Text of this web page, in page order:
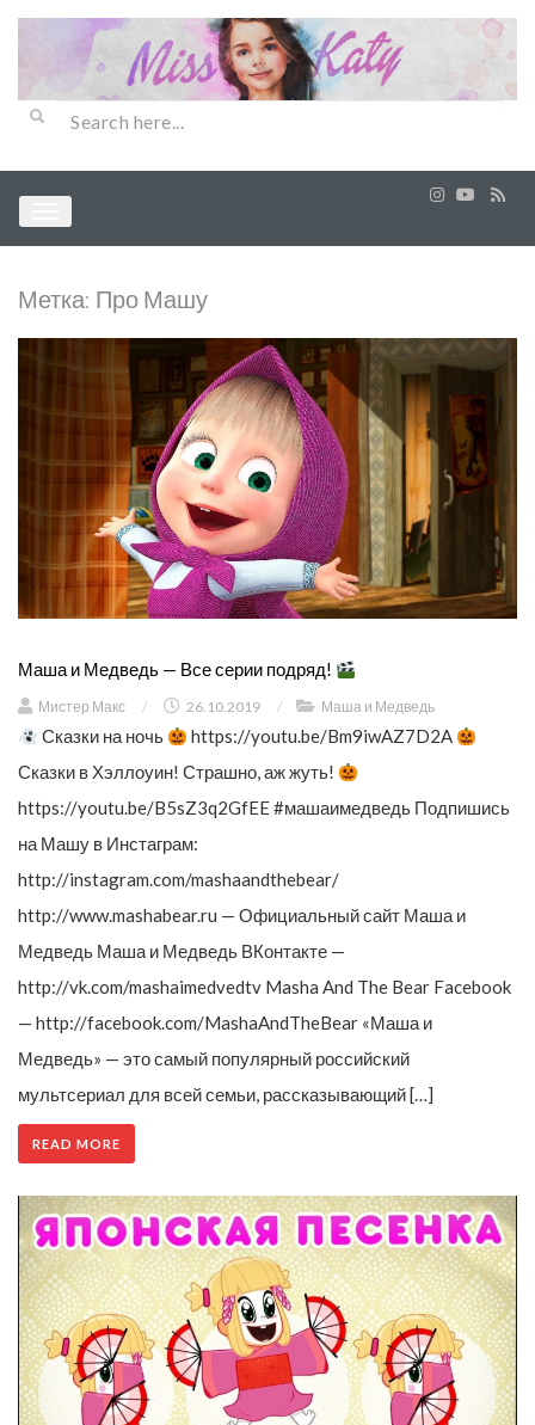
Метка: Про Машу
Маша и Медведь — Все серии подряд!
Мистер Макс / 26.10.2019 / Маша и Медведь
Сказки на ночь
https://youtu.be/Bm9iwAZ7D2A
Сказки в Хэллоуин! Страшно, аж жуть!
https://youtu.be/B5sZ3q2GfEE #машаимедведь Подпишись
на Машу в Инстаграм:
http://instagram.com/mashaandthebear/
http://www.mashabear.ru — Официальный сайт Маша и
Медведь Маша и Медведь ВКонтакте —
http://vk.com/mashaimedvedtv Masha And The Bear Facebook
— http://facebook.com/MashaAndTheBear «Маша и
Медведь» — это самый популярный российский
мультсериал для всей семьи, рассказывающий […]
READ MORE